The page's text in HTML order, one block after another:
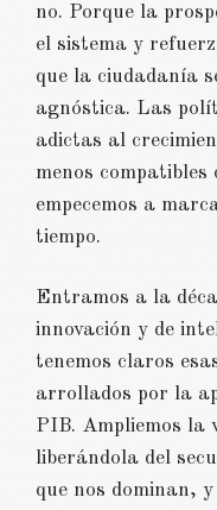
no. Porque la
el sistema y
que la ciudadanía
agnóstica. Las
adictas al
menos
empecemos a
tiempo.
Entramos a la
innovación y de
tenemos claros
arrollados por la
PIB. Ampliemos la
liberándola del
que nos dominan,